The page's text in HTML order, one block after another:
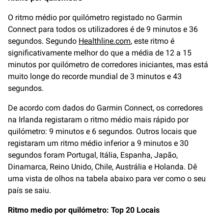
O ritmo médio por quilómetro registado no Garmin
Connect para todos os utilizadores é de 9 minutos e 36
segundos. Segundo Healthline.com, este ritmo é
significativamente melhor do que a média de 12 a 15
minutos por quilómetro de corredores iniciantes, mas está
muito longe do recorde mundial de 3 minutos e 43
segundos.
De acordo com dados do Garmin Connect, os corredores
na Irlanda registaram o ritmo médio mais rápido por
quilómetro: 9 minutos e 6 segundos. Outros locais que
registaram um ritmo médio inferior a 9 minutos e 30
segundos foram Portugal, Itália, Espanha, Japão,
Dinamarca, Reino Unido, Chile, Austrália e Holanda. Dê
uma vista de olhos na tabela abaixo para ver como o seu
país se saiu.
Ritmo medio por quilómetro: Top 20 Locais